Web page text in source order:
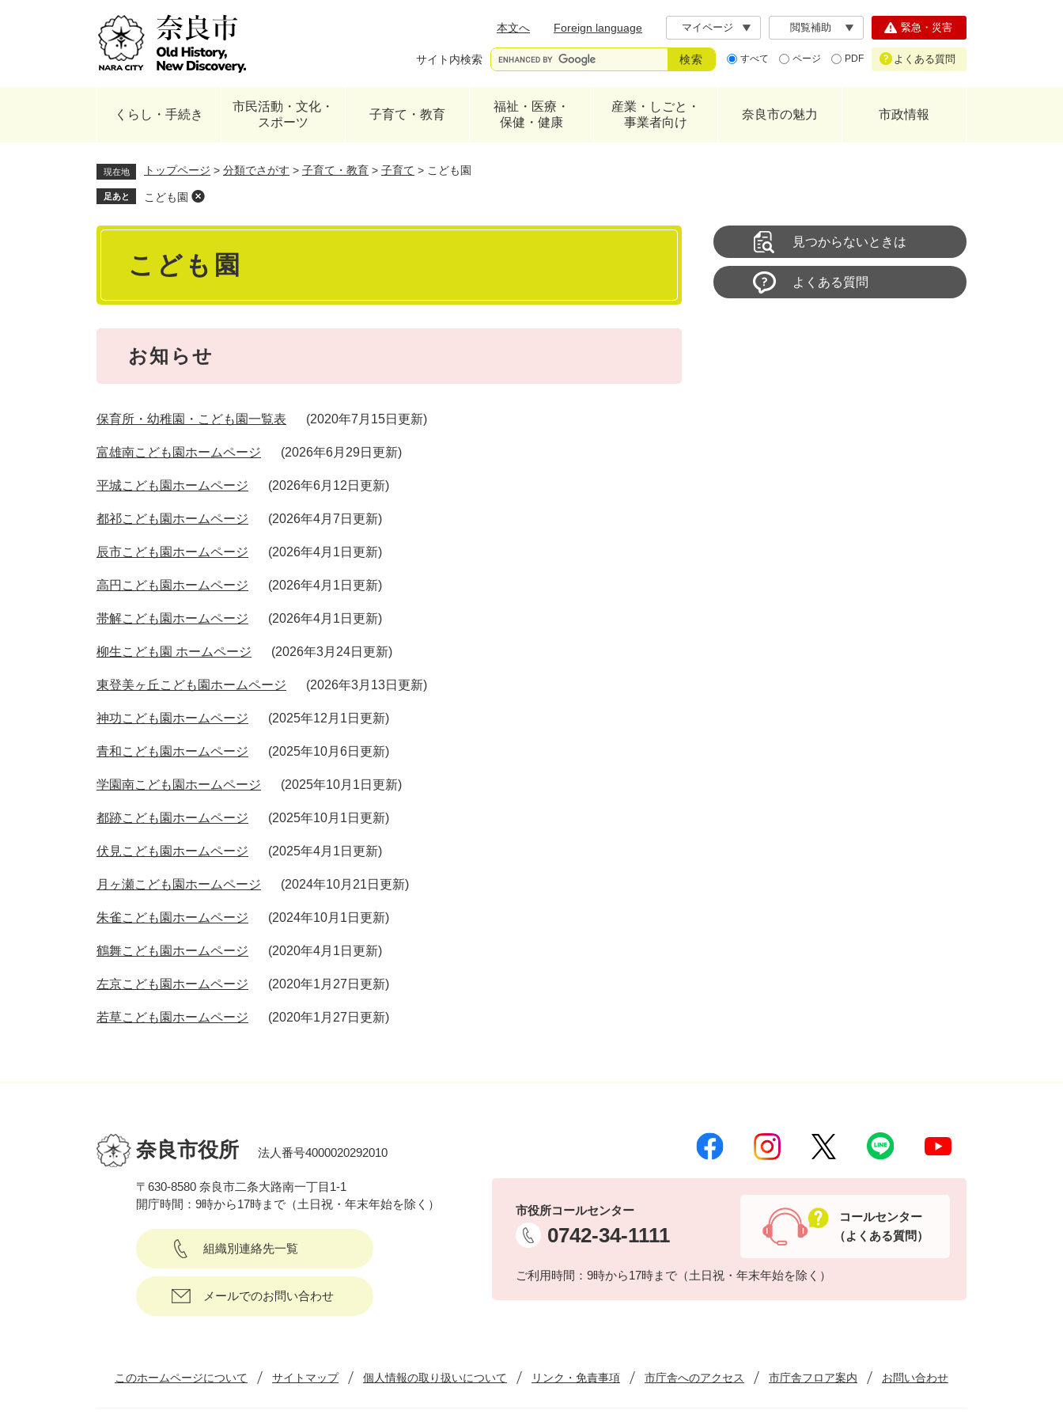
本文へ
Foreign language マイページ 閲覧補助
サイト内検索 すべて ページ PDF
緊急・災害
よくある質問
くらし・手続き
市民活動・文化・
スポーツ
子育て・教育
福祉・医療・
保健・健康
産業・しごと・
事業者向け
奈良市の魅力 市政情報
現在地 トップページ > 分類でさがす > 子育て・教育 > 子育て > こども園
足あと こども園
本
こども園
お知らせ
保育所・幼稚園・こども園一覧表 2020年7月15日更新
富雄南こども園ホームページ 2026年6月29日更新
平城こども園ホームページ 2026年6月12日更新
都祁こども園ホームページ 2026年4月7日更新
辰市こども園ホームページ 2026年4月1日更新
高円こども園ホームページ 2026年4月1日更新
帯解こども園ホームページ 2026年4月1日更新
柳生こども園 ホームページ 2026年3月24日更新
東登美ヶ丘こども園ホームページ 2026年3月13日更新
神功こども園ホームページ 2025年12月1日更新
青和こども園ホームページ 2025年10月6日更新
学園南こども園ホームページ 2025年10月1日更新
都跡こども園ホームページ 2025年10月1日更新
伏見こども園ホームページ 2025年4月1日更新
月ヶ瀬こども園ホームページ 2024年10月21日更新
朱雀こども園ホームページ 2024年10月1日更新
鶴舞こども園ホームページ 2020年4月1日更新
左京こども園ホームページ 2020年1月27日更新
若草こども園ホームページ 2020年1月27日更新
見つからないときは
よくある質問
奈良市役所 法人番号4000020292010
〒630-8580 奈良市二条大路南一丁目1-1
開庁時間：9時から17時まで（土日祝・年末年始を除く）
組織別連絡先一覧
メールでのお問い合わせ
市役所コールセンター
0742-34-1111
ご利用時間：9時から17時まで（土日祝・年末年始を除く）
コールセンター
（よくある質問）
このホームページについて サイトマップ 個人情報の取り扱いについて リンク・免責事項 市庁舎へのアクセス 市庁舎フロア案内 お問い合わせ